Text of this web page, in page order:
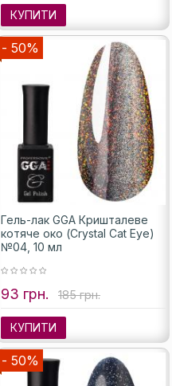
КУПИТИ
- 50%
Гель-лак GGA Кришталеве
котяче око (Crystal Cat Eye)
№04, 10 мл
93 грн. 185 грн.
КУПИТИ
- 50%